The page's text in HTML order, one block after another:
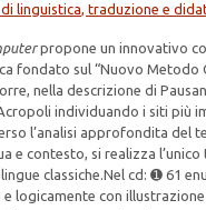
linguistica, traduzione e
propone un innovativo
fondato sul “Nuovo Metodo
nella descrizione di
individuando i siti più
l’analisi approfondita del
e contesto, si realizza
classiche.Nel cd: ➊ 61
logicamente con